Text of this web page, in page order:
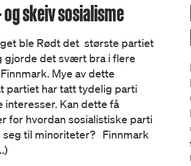
og skeiv sosialisme
ble Rødt det største partiet
gjorde det svært bra i flere
Mye av dette
partiet har tatt tydelig parti
interesser. Kan dette få
for hvordan sosialistiske parti
seg til minoriteter? Finnmark